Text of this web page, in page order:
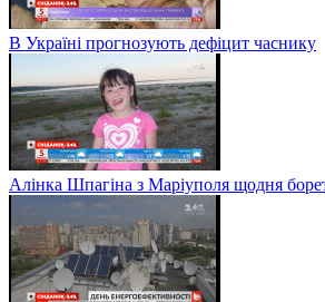
В Україні прогнозують дефіцит часнику
Алінка Шпагіна з Маріуполя щодня